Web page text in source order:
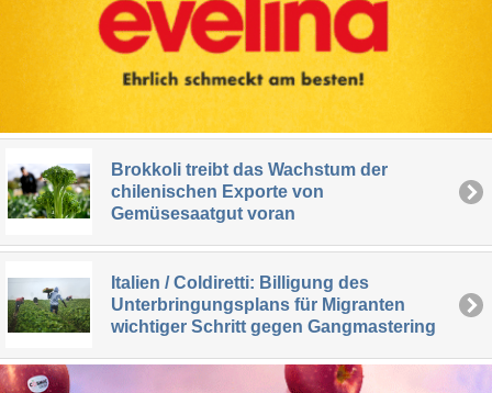
Brokkoli treibt das Wachstum der
chilenischen Exporte von
Gemüsesaatgut voran
Italien / Coldiretti: Billigung des
Unterbringungsplans für Migranten
wichtiger Schritt gegen Gangmastering